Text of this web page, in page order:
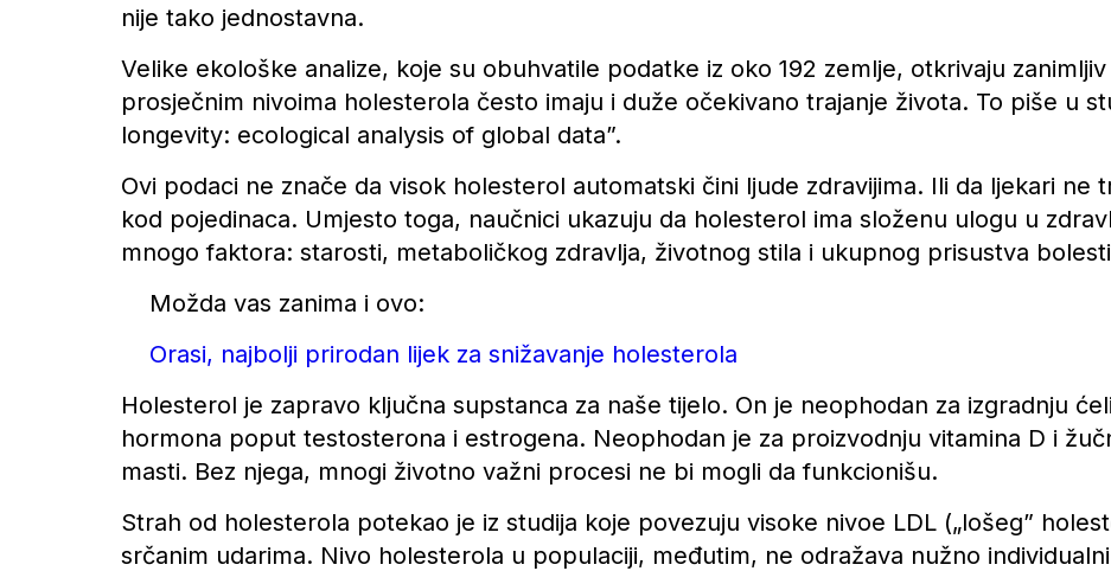
nije tako jednostavna.
Velike ekološke analize, koje su obuhvatile podatke iz oko 192 zemlje, otkrivaju
prosječnim nivoima holesterola često imaju i duže očekivano trajanje života. To piše u
longevity: ecological analysis of global data”.
Ovi podaci ne znače da visok holesterol automatski čini ljude zdravijima. Ili da ljekari ne
kod pojedinaca. Umjesto toga, naučnici ukazuju da holesterol ima složenu ulogu u
mnogo faktora: starosti, metaboličkog zdravlja, životnog stila i ukupnog prisustva
Možda vas zanima i ovo:
Orasi, najbolji prirodan lijek za snižavanje holesterola
Holesterol je zapravo ključna supstanca za naše tijelo. On je neophodan za izgradnju
hormona poput testosterona i estrogena. Neophodan je za proizvodnju vitamina D i
masti. Bez njega, mnogi životno važni procesi ne bi mogli da funkcionišu.
Strah od holesterola potekao je iz studija koje povezuju visoke nivoe LDL („lošeg”
srčanim udarima. Nivo holesterola u populaciji, međutim, ne odražava nužno